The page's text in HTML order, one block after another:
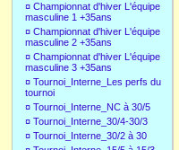
¤ Championnat d'hiver L'équipe
masculine 1 +35ans
¤ Championnat d'hiver L'équipe
masculine 2 +35ans
¤ Championnat d'hiver L'équipe
masculine 3 +35ans
¤ Tournoi_Interne_Les perfs du
tournoi
¤ Tournoi_Interne_NC à 30/5
¤ Tournoi_Interne_30/4-30/3
¤ Tournoi_Interne_30/2 à 30